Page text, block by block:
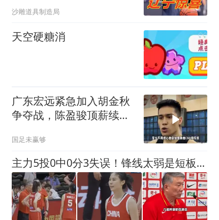
沙雕道具制造局
天空硬糖消
广东宏远紧急加入胡金秋
争夺战，陈盈骏顶薪续
国足未赢够
主力5投0中0分3失误！锋线太弱是短板，CCTV5+直播中尼女篮二番战